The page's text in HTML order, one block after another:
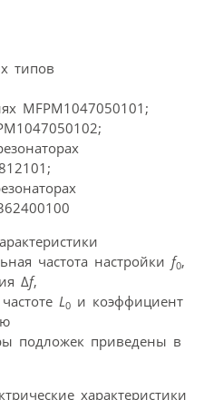
типов
MFPM1047050101;
частота настройки f0,
Δf,
L 0 и коэффициент
подложек приведены в
характеристики